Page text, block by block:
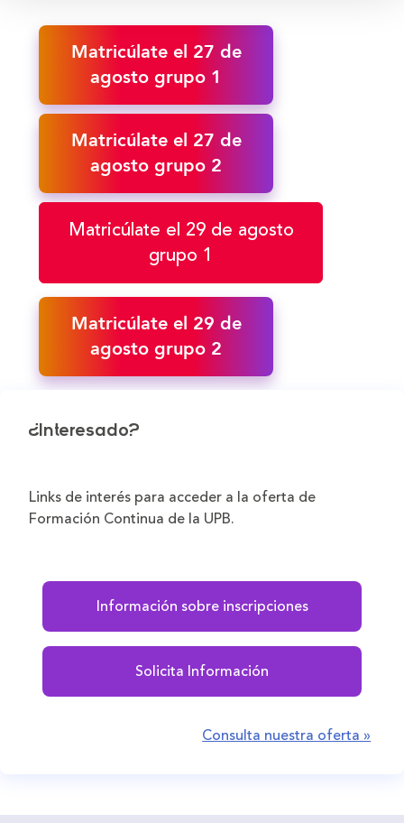
Matricúlate el 27 de
agosto grupo 1
Matricúlate el 27 de
agosto grupo 2
Matricúlate el 29 de agosto
grupo 1
Matricúlate el 29 de
agosto grupo 2
¿Interesado?
Links de interés para acceder a la oferta de
Formación Continua de la UPB.
Información sobre inscripciones
Solicita Información
Consulta nuestra oferta »